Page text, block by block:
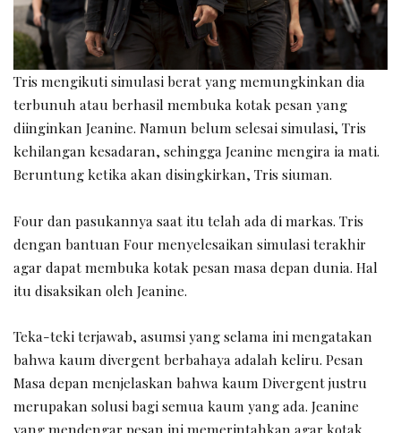
Tris mengikuti simulasi berat yang memungkinkan dia
terbunuh atau berhasil membuka kotak pesan yang
diinginkan Jeanine. Namun belum selesai simulasi, Tris
kehilangan kesadaran, sehingga Jeanine mengira ia mati.
Beruntung ketika akan disingkirkan, Tris siuman.
Four dan pasukannya saat itu telah ada di markas. Tris
dengan bantuan Four menyelesaikan simulasi terakhir
agar dapat membuka kotak pesan masa depan dunia. Hal
itu disaksikan oleh Jeanine.
Teka-teki terjawab, asumsi yang selama ini mengatakan
bahwa kaum divergent berbahaya adalah keliru. Pesan
Masa depan menjelaskan bahwa kaum Divergent justru
merupakan solusi bagi semua kaum yang ada. Jeanine
yang mendengar pesan ini memerintahkan agar kotak